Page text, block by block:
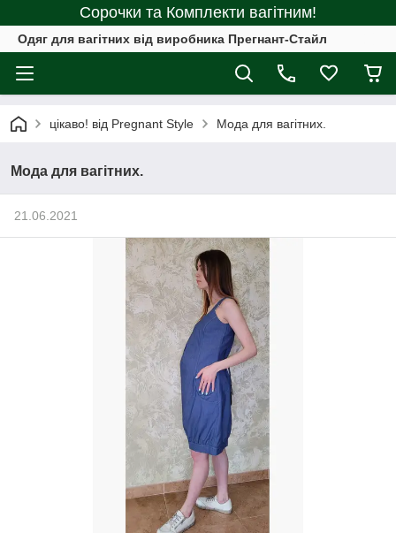
Сорочки та Комплекти вагітним!
Одяг для вагітних від виробника Прегнант-Стайл
цікаво! від Pregnant Style Мода для вагітних.
Мода для вагітних.
21.06.2021